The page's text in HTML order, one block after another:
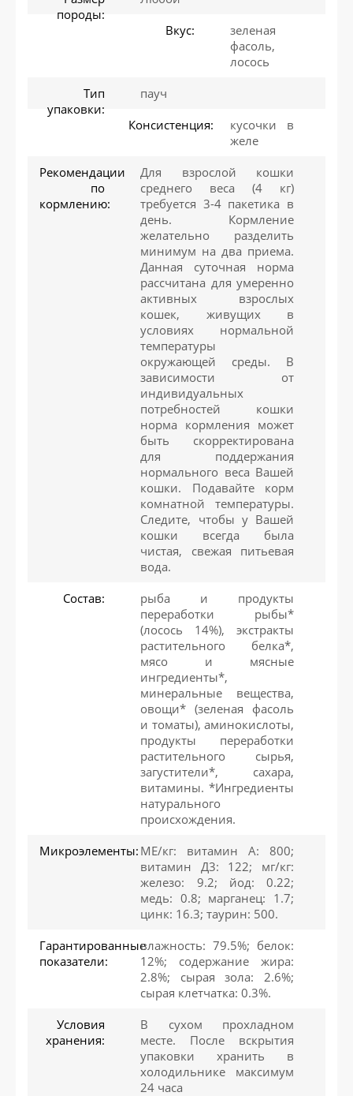
породы:
Вкус:
зеленая
фасоль,
лосось
Тип
упаковки:
пауч
Консистенция:
кусочки в
желе
Рекомендации
по
кормлению:
Для взрослой кошки
среднего веса (4 кг)
требуется 3-4 пакетика в
день. Кормление
желательно разделить
минимум на два приема.
Данная суточная норма
рассчитана для умеренно
активных взрослых
кошек, живущих в
условиях нормальной
температуры
окружающей среды. В
зависимости от
индивидуальных
потребностей кошки
норма кормления может
быть скорректирована
для поддержания
нормального веса Вашей
кошки. Подавайте корм
комнатной температуры.
Следите, чтобы у Вашей
кошки всегда была
чистая, свежая питьевая
вода.
Состав:
рыба и продукты
переработки рыбы*
(лосось 14%), экстракты
растительного белка*,
мясо и мясные
ингредиенты*,
минеральные вещества,
овощи* (зеленая фасоль
и томаты), аминокислоты,
продукты переработки
растительного сырья,
загустители*, сахара,
витамины. *Ингредиенты
натурального
происхождения.
Микроэлементы: МЕ/кг: витамин А: 800;
витамин Д3: 122; мг/кг:
железо: 9.2; йод: 0.22;
медь: 0.8; марганец: 1.7;
цинк: 16.3; таурин: 500.
Гарантированные
показатели:
влажность: 79.5%; белок:
12%; содержание жира:
2.8%; сырая зола: 2.6%;
сырая клетчатка: 0.3%.
Условия
хранения:
В сухом прохладном
месте. После вскрытия
упаковки хранить в
холодильнике максимум
24 часа